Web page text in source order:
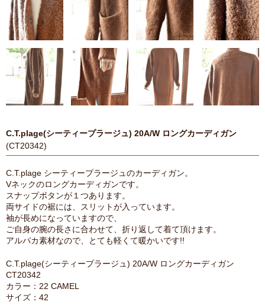
C.T.plage(シーティープラージュ) 20A/W ロングカーディガン
(CT20342)
C.T.plage シーティープラージュのカーディガン。
Vネックのロングカーディガンです。
スナップボタンが１つあります。
両サイドの裾には、スリットが入っています。
袖が長めになっていますので、
ご自身の腕の長さに合わせて、折り返して着て頂けます。
アルパカ素材なので、とても軽くて暖かいです!!
C.T.plage(シーティープラージュ) 20A/W ロングカーディガン
CT20342
カラー：22 CAMEL
サイズ：42